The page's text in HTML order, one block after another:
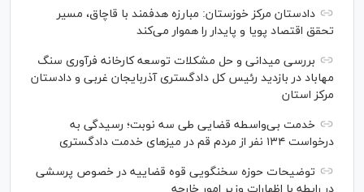
دادستان مرکز خوزستان: مبارزه هدفمند با قاچاق، مسیر
تحقق اقتصاد پویا و پایدار را هموار می‌کند
بررسی میدانی و حل مشکلات توسعه کارخانه فرآوری سنگ
مهاباد در بازدید رئیس کل دادگستری آذربایجان غربی و دادستان
مرکز استان
خدمت بی‌واسطه قضایی طی سه نوبت؛ رسیدگی به
درخواست ۱۳۴ نفر از مردم قم در میز‌های خدمت دادگستری
توضیحات حوزه سخنگویی قوه قضاییه در خصوص پرسشی
در رابطه با اظهارات وزیر امور خارجه